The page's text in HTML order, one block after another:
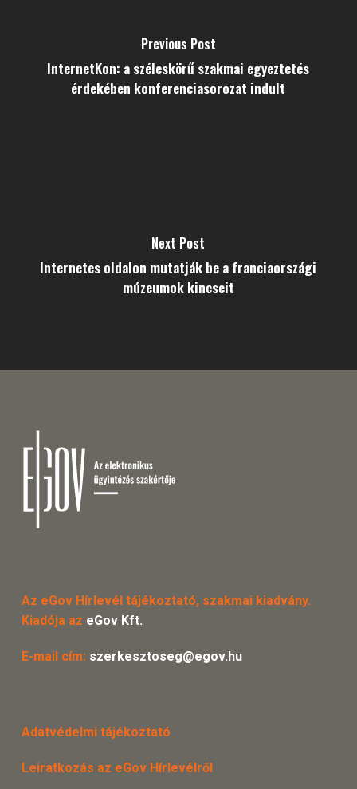
Previous Post
InternetKon: a széleskörű szakmai egyeztetés
érdekében konferenciasorozat indult
Next Post
Internetes oldalon mutatják be a franciaországi
múzeumok kincseit
Az eGov Hírlevél tájékoztató, szakmai kiadvány.
Kiadója az eGov Kft.
E-mail cím: szerkesztoseg@egov.hu
Adatvédelmi tájékoztató
Leiratkozás az eGov Hírlevélről